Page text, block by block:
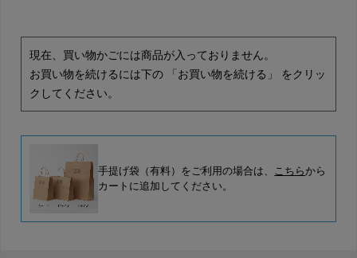
現在、買い物かごには商品が入っておりません。
お買い物を続けるには下の 「お買い物を続ける」 をクリッ
クしてください。
手提げ袋（有料）をご利用の場合は、 こちらから
カートに追加してください。